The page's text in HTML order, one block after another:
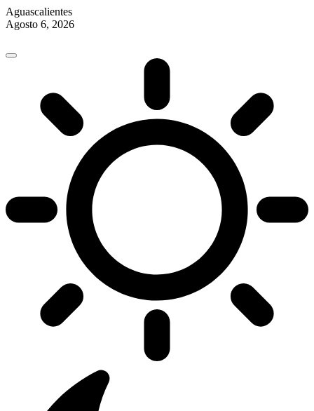
Aguascalientes
Agosto 6, 2026
content